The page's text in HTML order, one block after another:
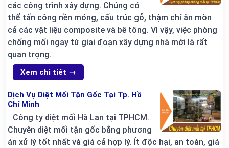
các công trình xây dựng. Chúng có
thể tấn công nền móng, cấu trúc gỗ, thậm chí ăn mòn
cả các vật liệu composite và bê tông. Vì vậy, việc phòng
chống mối ngay từ giai đoạn xây dựng nhà mới là rất
quan trọng.
Xem chi tiết →
Dịch Vụ Diệt Mối Tận Gốc Tại Tp. Hồ
Chí Minh
Công ty diệt mối Hà Lan tại TPHCM.
Chuyên diệt mối tận gốc bằng phương
án xử lý tốt nhất và giá cả hợp lý. Ít độc hại, an toàn, giá